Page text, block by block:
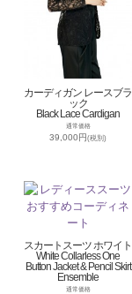
カーディガン レースブラ
ック
Black Lace Cardigan
通常価格
39,000円(税別)
スカートスーツ ホワイト
White Collarless One
Button Jacket & Pencil Skirt
Ensemble
通常価格